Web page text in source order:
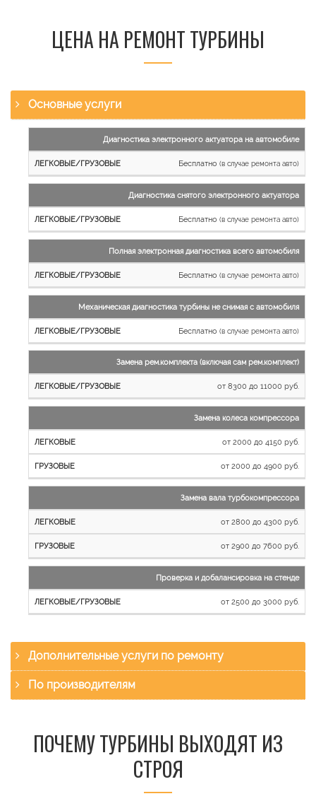
ЦЕНА НА РЕМОНТ ТУРБИНЫ
Основные услуги
работы
Легковые
и
Грузовые
автомобили
Диагностика электронного актуатора на автомобиле
Бесплатно (в случае ремонта авто)
Диагностика снятого электронного актуатора
Бесплатно (в случае ремонта авто)
Полная электронная диагностика всего автомобиля
Бесплатно (в случае ремонта авто)
Механическая диагностика турбины не снимая с автомобиля
Бесплатно (в случае ремонта авто)
Замена рем.комплекта (включая сам рем.комплект)
от 8300 до 11000 руб.
Замена колеса компрессора
от 2000 до 4150 руб.
от 2000 до 4900 руб.
Замена вала турбокомпрессора
от 2800 до 4300 руб.
от 2900 до 7600 руб.
Проверка и добалансировка на стенде
от 2500 до 3000 руб.
Дополнительные услуги по ремонту
По производителям
ПОЧЕМУ ТУРБИНЫ ВЫХОДЯТ ИЗ
СТРОЯ